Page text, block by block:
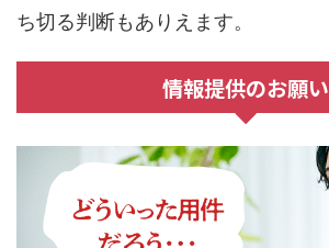
ち切る判断もありえます。
情報提供のお願い